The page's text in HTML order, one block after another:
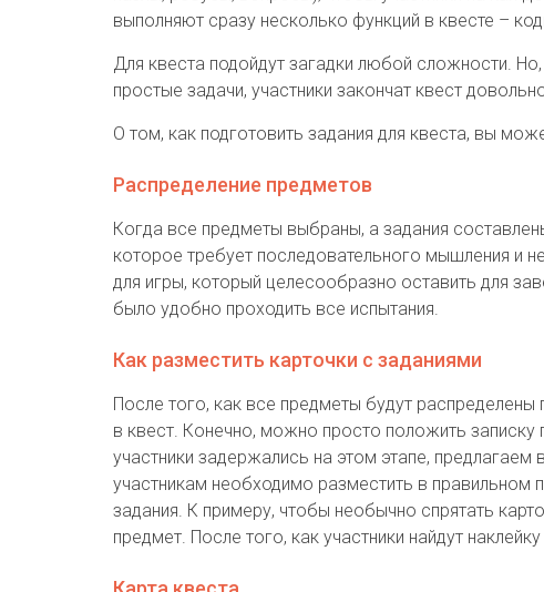
выполняют сразу несколько функций в квесте –
Для квеста подойдут загадки любой сложности.
простые задачи, участники закончат квест
О том, как подготовить задания для квеста, вы
Распределение предметов
Когда все предметы выбраны, а задания
которое требует последовательного мышления и
для игры, который целесообразно оставить для
было удобно проходить все испытания.
Как разместить карточки с заданиями
После того, как все предметы будут
в квест. Конечно, можно просто положить
участники задержались на этом этапе,
участникам необходимо разместить в
задания. К примеру, чтобы необычно спрятать
предмет. После того, как участники найдут